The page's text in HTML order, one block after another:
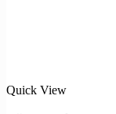
Quick View